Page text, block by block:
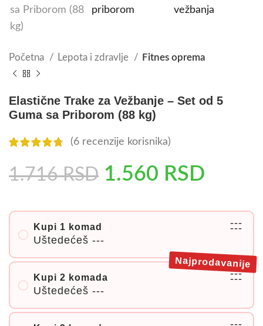
Početna Lepota i zdravlje Fitnes oprema
Elastične Trake za Vežbanje – Set od 5
Guma sa Priborom (88 kg)
(6 recenzije korisnika)
1.716RSD 1.560 RSD
Kupi 1 komad
Uštedećeš ---
---
---
Kupi 2 komada
Uštedećeš ---
---
---
Najprodavanije